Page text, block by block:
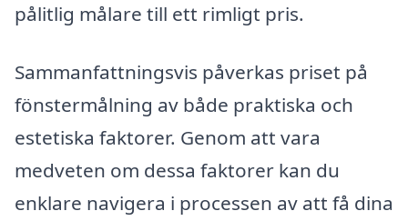
pålitlig målare till ett rimligt pris.
Sammanfattningsvis påverkas priset på
fönstermålning av både praktiska och
estetiska faktorer. Genom att vara
medveten om dessa faktorer kan du
enklare navigera i processen av att få dina